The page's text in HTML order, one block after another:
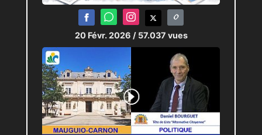
20 Févr. 2026 / 57.037 vues